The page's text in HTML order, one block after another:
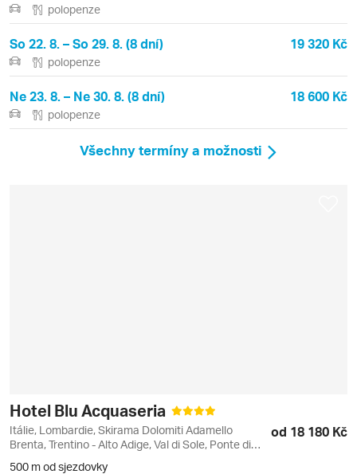
polopenze
So 22. 8. – So 29. 8. (8 dní) 19 320 Kč
polopenze
Ne 23. 8. – Ne 30. 8. (8 dní) 18 600 Kč
polopenze
Všechny termíny a možnosti
Hotel Blu Acquaseria
Itálie, Lombardie, Skirama Dolomiti Adamello
Brenta, Trentino - Alto Adige, Val di Sole, Ponte di
od 18 180 Kč
500 m od sjezdovky